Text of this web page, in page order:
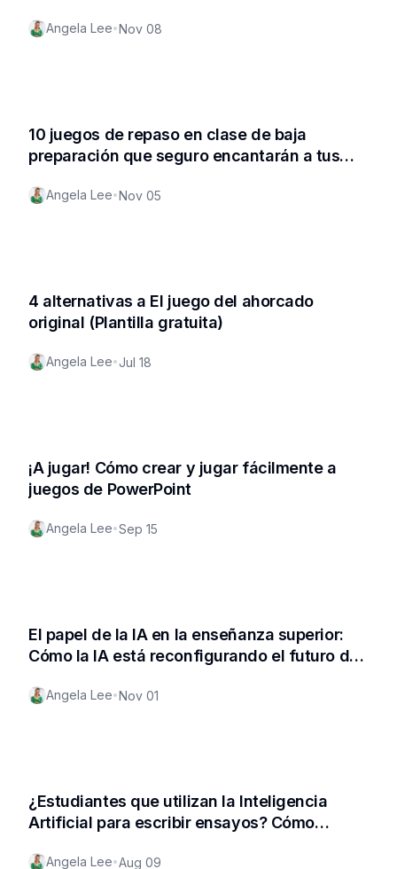
2024 (nueva actualización)
Angela Lee•Nov 08
10 juegos de repaso en clase de baja
preparación que seguro encantarán a tus
Angela Lee•Nov 05
4 alternativas a El juego del ahorcado
original (Plantilla gratuita)
Angela Lee•Jul 18
¡A jugar! Cómo crear y jugar fácilmente a
juegos de PowerPoint
Angela Lee•Sep 15
El papel de la IA en la enseñanza superior:
Cómo la IA está reconfigurando el futuro del
Angela Lee•Nov 01
¿Estudiantes que utilizan la Inteligencia
Artificial para escribir ensayos? Cómo
tecnologías de la información entre los
Angela Lee•Aug 09